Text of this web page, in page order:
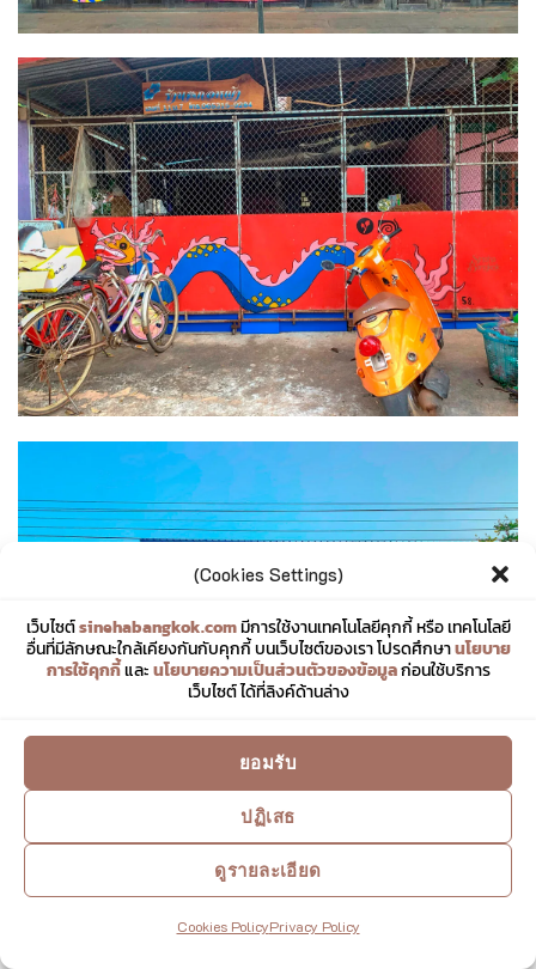
(Cookies Settings)
เว็บไซต์sinehabangkok.comมีการใช้งานเทคโนโลยีคุกกี้ หรือ เทคโนโลยี
อื่นที่มีลักษณะใกล้เคียงกันกับคุกกี้ บนเว็บไซต์ของเรา โปรดศึกษานโยบาย
การใช้คุกกี้และ นโยบายความเป็นส่วนตัวของข้อมูลก่อนใช้บริการ
เว็บไซต์ ได้ที่ลิงค์ด้านล่าง
ยอมรับ
ปฏิเสธ
ดูรายละเอียด
Cookies PolicyPrivacy Policy